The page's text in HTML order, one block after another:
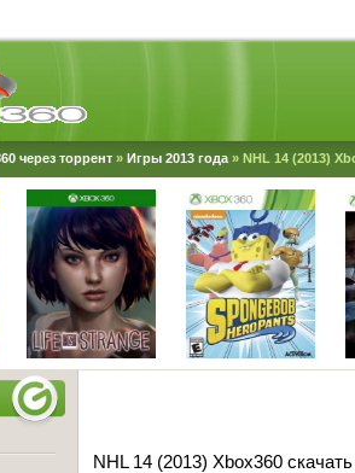
через торрент » Игры 2013 года » NHL 14 (2013)
NHL 14 (2013) Xbox360